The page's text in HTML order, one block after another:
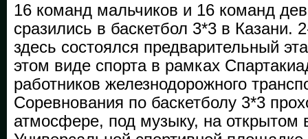
16 команд мальчиков и 16 команд
сразились в баскетбол 3*3 в Казани.
здесь состоялся предварительный
этом виде спорта в рамках
работников железнодорожного
Соревнования по баскетболу 3*3
атмосфере, под музыку, на открытом